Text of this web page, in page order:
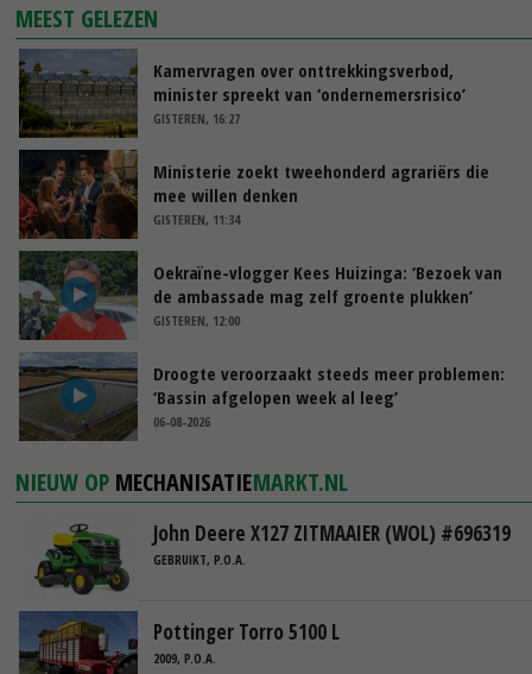
MEEST GELEZEN
Kamervragen over onttrekkingsverbod,
minister spreekt van ‘ondernemersrisico’
GISTEREN, 16:27
Ministerie zoekt tweehonderd agrariërs die
mee willen denken
GISTEREN, 11:34
Oekraïne-vlogger Kees Huizinga: ‘Bezoek van
de ambassade mag zelf groente plukken’
GISTEREN, 12:00
Droogte veroorzaakt steeds meer problemen:
‘Bassin afgelopen week al leeg’
06-08-2026
NIEUW OP MECHANISATIEMARKT.NL
John Deere X127 ZITMAAIER (WOL) #696319
GEBRUIKT, P.O.A.
Pottinger Torro 5100 L
2009, P.O.A.